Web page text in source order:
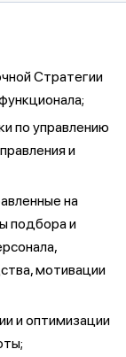
Стратегии
по управлению
и
на
подбора и
мотивации
и оптимизации